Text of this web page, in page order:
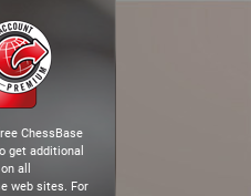
ChessBase
get additional
all
web sites. For